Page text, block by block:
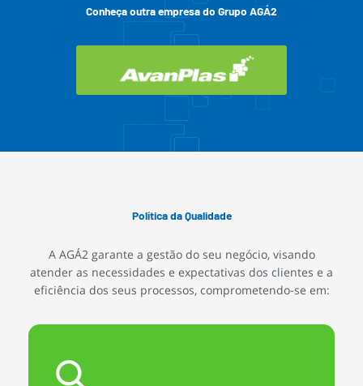
Conheça outra empresa do Grupo AGÁ2
Política da Qualidade
A AGÁ2 garante a gestão do seu negócio, visando
atender as necessidades e expectativas dos clientes e a
eficiência dos seus processos, comprometendo-se em: